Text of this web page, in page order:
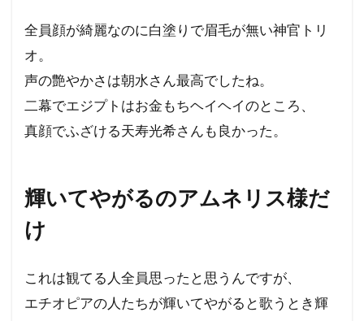
全員顔が綺麗なのに白塗りで眉毛が無い神官トリ
オ。
声の艶やかさは朝水さん最高でしたね。
二幕でエジプトはお金もちヘイヘイのところ、
真顔でふざける天寿光希さんも良かった。
輝いてやがるのアムネリス様だ
け
これは観てる人全員思ったと思うんですが、
エチオピアの人たちが輝いてやがると歌うとき輝